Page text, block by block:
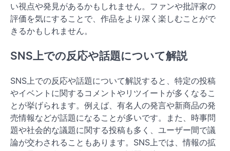
い視点や発見があるかもしれません。ファンや批評家の
評価を気にすることで、作品をより深く楽しむことがで
きるかもしれません。
SNS上での反応や話題について解説
SNS上での反応や話題について解説すると、特定の投稿
やイベントに関するコメントやリツイートが多くなるこ
とが挙げられます。例えば、有名人の発言や新商品の発
売情報などが話題になることが多いです。また、時事問
題や社会的な議題に関する投稿も多く、ユーザー間で議
論が交わされることもあります。SNS上では、情報の拡